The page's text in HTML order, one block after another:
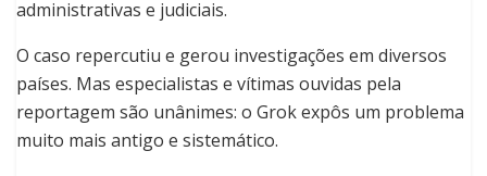
administrativas e judiciais.
O caso repercutiu e gerou investigações em diversos
países. Mas especialistas e vítimas ouvidas pela
reportagem são unânimes: o Grok expôs um problema
muito mais antigo e sistemático.